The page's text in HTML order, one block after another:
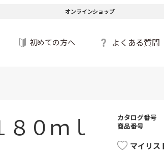
オンラインショップ
初めての方へ よくある質問
０ｍｌ カタログ番号
商品番号
マイリス